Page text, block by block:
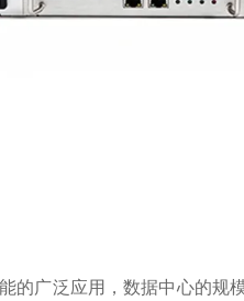
广泛应用，数据中心的规